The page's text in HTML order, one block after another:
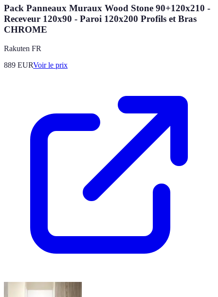
Pack Panneaux Muraux Wood Stone 90+120x210 -
Receveur 120x90 - Paroi 120x200 Profils et Bras
CHROME
Rakuten FR
889 EURVoir le prix